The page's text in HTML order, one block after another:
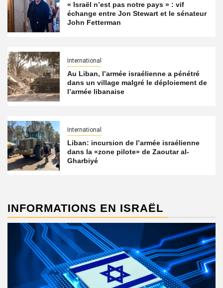
« Israël n’est pas notre pays » : vif
échange entre Jon Stewart et le sénateur
John Fetterman
International
Au Liban, l’armée israélienne a pénétré
dans un village malgré le déploiement de
l’armée libanaise
International
Liban: incursion de l’armée israélienne
dans la «zone pilote» de Zaoutar al-
Gharbiyé
INFORMATIONS EN ISRAËL